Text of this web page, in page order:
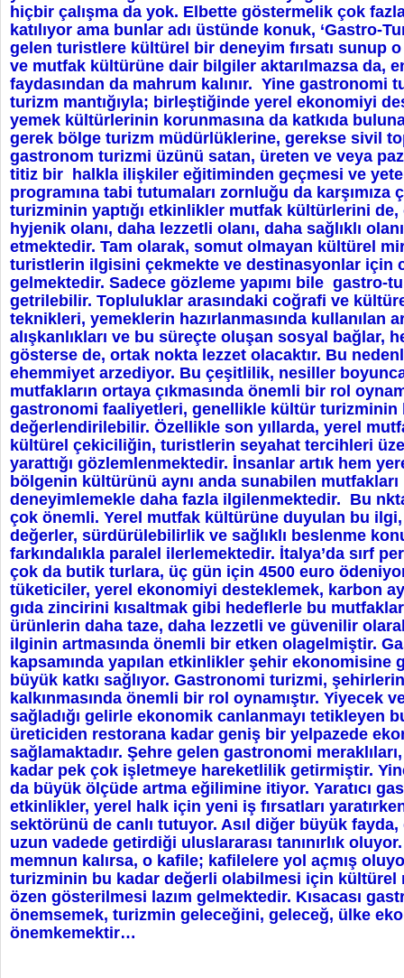
hiçbir çalışma da yok. Elbette göstermelik çok
katılıyor ama bunlar adı üstünde konuk, ‘Gastro-
gelen turistlere kültürel bir deneyim fırsatı sunup o
ve mutfak kültürüne dair bilgiler aktarılmazsa da,
faydasından da mahrum kalınır. Yine gastronomi
turizm mantığıyla; birleştiğinde yerel ekonomiyi
yemek kültürlerinin korunmasına da katkıda
gerek bölge turizm müdürlüklerine, gerekse sivil
gastronom turizmi üzünü satan, üreten ve veya
titiz bir halkla ilişkiler eğitiminden geçmesi ve
programına tabi tutumaları zornluğu da karşımıza
turizminin yaptığı etkinlikler mutfak kültürlerini
hyjenik olanı, daha lezzetli olanı, daha sağlıklı
etmektedir. Tam olarak, somut olmayan kültürel
turistlerin ilgisini çekmekte ve destinasyonlar için
gelmektedir. Sadece gözleme yapımı bile gastro-
getrilebilir. Topluluklar arasındaki coğrafi ve
teknikleri, yemeklerin hazırlanmasında kullanılan
alışkanlıkları ve bu süreçte oluşan sosyal bağlar,
gösterse de, ortak nokta lezzet olacaktır. Bu
ehemmiyet arzediyor. Bu çeşitlilik, nesiller
mutfakların ortaya çıkmasında önemli bir rol
gastronomi faaliyetleri, genellikle kültür turizminin
değerlendirilebilir. Özellikle son yıllarda, yerel
kültürel çekiciliğin, turistlerin seyahat tercihleri
yarattığı gözlemlenmektedir. İnsanlar artık hem
bölgenin kültürünü aynı anda sunabilen
deneyimlemekle daha fazla ilgilenmektedir. Bu
çok önemli. Yerel mutfak kültürüne duyulan bu
değerler, sürdürülebilirlik ve sağlıklı beslenme
farkındalıkla paralel ilerlemektedir. İtalya’da sırf
çok da butik turlara, üç gün için 4500 euro
tüketiciler, yerel ekonomiyi desteklemek, karbon
gıda zincirini kısaltmak gibi hedeflerle bu
ürünlerin daha taze, daha lezzetli ve güvenilir
ilginin artmasında önemli bir etken olagelmiştir.
kapsamında yapılan etkinlikler şehir ekonomisine
büyük katkı sağlıyor. Gastronomi turizmi,
kalkınmasında önemli bir rol oynamıştır. Yiyecek
sağladığı gelirle ekonomik canlanmayı tetikleyen
üreticiden restorana kadar geniş bir yelpazede
sağlamaktadır. Şehre gelen gastronomi
kadar pek çok işletmeye hareketlilik getirmiştir.
da büyük ölçüde artma eğilimine itiyor. Yaratıcı
etkinlikler, yerel halk için yeni iş fırsatları
sektörünü de canlı tutuyor. Asıl diğer büyük
uzun vadede getirdiği uluslararası tanınırlık
memnun kalırsa, o kafile; kafilelere yol açmış
turizminin bu kadar değerli olabilmesi için kültürel
özen gösterilmesi lazım gelmektedir. Kısacası
önemsemek, turizmin geleceğini, geleceğ, ülke
önemkemektir…